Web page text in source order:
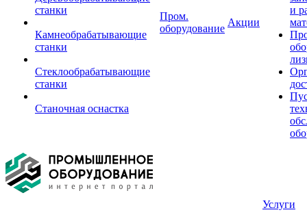
станки
Камнеобрабатывающие
станки
Стеклообрабатывающие
станки
Станочная оснастка
Пром.
оборудование
Акции
и
Услуги